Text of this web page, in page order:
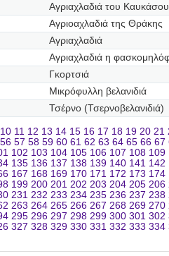
Αγριαχλαδιά του Καυκάσου
Αγριοαχλαδιά της Θράκης
Αγριαχλαδιά
Αγριαχλαδιά η
Γκορτσιά
Μικρόφυλλη βελανιδιά
Τσέρνο (Τσερνοβελανιδιά)
10 11 12 13 14 15 16 17 18 19 20 21
56 57 58 59 60 61 62 63 64 65 66 67
102 103 104 105 106 107 108 109
135 136 137 138 139 140 141 142
167 168 169 170 171 172 173 174
199 200 201 202 203 204 205 206
231 232 233 234 235 236 237 238
263 264 265 266 267 268 269 270
295 296 297 298 299 300 301 302
327 328 329 330 331 332 333 334